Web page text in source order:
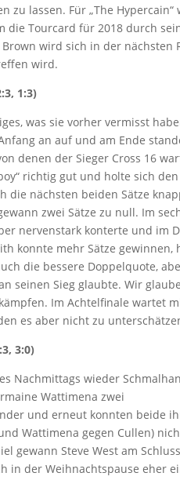
zu lassen. Für „The Hypercain“
die Tourcard für 2018 durch
wird sich in der nächsten
wird.
1:3)
was sie vorher vermisst
an auf und am Ende
denen der Sieger Cross 16
richtig gut und holte sich
die nächsten beiden Sätze
zwei Sätze zu null. Im
nervenstark konterte und im
konnte mehr Sätze gewinnen,
die bessere Doppelquote,
seinen Sieg glaubte. Wir
Im Achtelfinale wartet
es aber nicht zu
3:0)
Nachmittags wieder
Wattimena zwei
und erneut konnten beide
Wattimena gegen Cullen)
gewann Steve West am
in der Weihnachtspause eher